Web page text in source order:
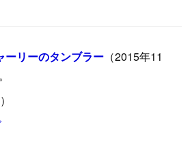
ーリーのタンブラー （2015年11